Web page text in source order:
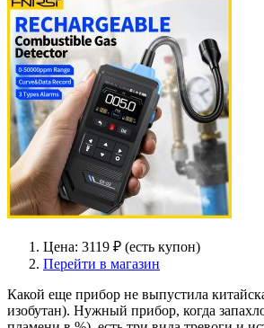
Цена: 3119 ₽ (есть купон)
Перейти в магазин
Какой еще прибор не выпустила
изобутан). Нужный прибор, когда